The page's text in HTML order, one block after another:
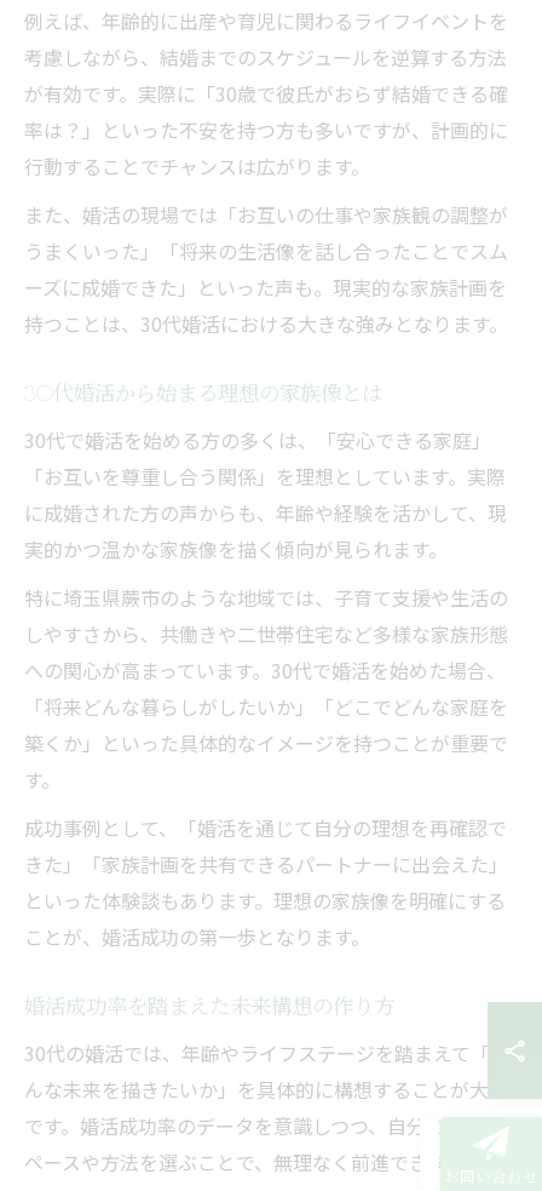
例えば、年齢的に出産や育児に関わるライフイベントを
考慮しながら、結婚までのスケジュールを逆算する方法
が有効です。実際に「30歳で彼氏がおらず結婚できる確
率は？」といった不安を持つ方も多いですが、計画的に
行動することでチャンスは広がります。
また、婚活の現場では「お互いの仕事や家族観の調整が
うまくいった」「将来の生活像を話し合ったことでスム
ーズに成婚できた」といった声も。現実的な家族計画を
持つことは、30代婚活における大きな強みとなります。
30代婚活から始まる理想の家族像とは
30代で婚活を始める方の多くは、「安心できる家庭」
「お互いを尊重し合う関係」を理想としています。実際
に成婚された方の声からも、年齢や経験を活かして、現
実的かつ温かな家族像を描く傾向が見られます。
特に埼玉県蕨市のような地域では、子育て支援や生活の
しやすさから、共働きや二世帯住宅など多様な家族形態
への関心が高まっています。30代で婚活を始めた場合、
「将来どんな暮らしがしたいか」「どこでどんな家庭を
築くか」といった具体的なイメージを持つことが重要で
す。
成功事例として、「婚活を通じて自分の理想を再確認で
きた」「家族計画を共有できるパートナーに出会えた」
といった体験談もあります。理想の家族像を明確にする
ことが、婚活成功の第一歩となります。
婚活成功率を踏まえた未来構想の作り方
30代の婚活では、年齢やライフステージを踏まえて「ど
んな未来を描きたいか」を具体的に構想することが大切
です。婚活成功率のデータを意識しつつ、自分に合った
ペースや方法を選ぶことで、無理なく前進できます。
お問い合わせ